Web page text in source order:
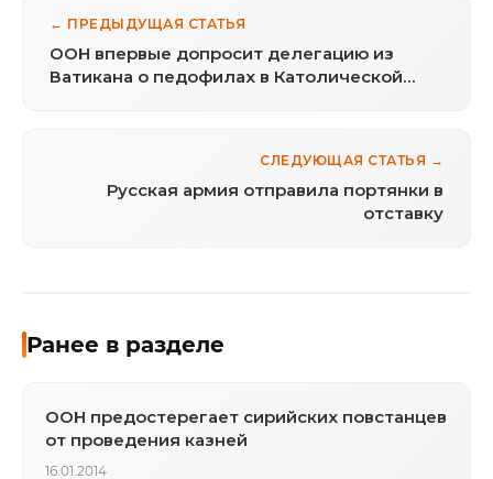
← ПРЕДЫДУЩАЯ СТАТЬЯ
ООН впервые допросит делегацию из
Ватикана о педофилах в Католической
СЛЕДУЮЩАЯ СТАТЬЯ →
Русская армия отправила портянки в
отставку
Ранее в разделе
ООН предостерегает сирийских повстанцев
от проведения казней
16.01.2014